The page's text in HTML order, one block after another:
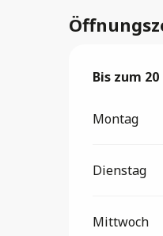
vom1
Bis zum
Montag
Dienstag
Mittwoch